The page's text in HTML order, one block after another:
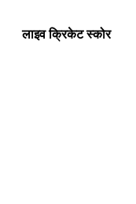
लाइव क्रिकेट स्कोर